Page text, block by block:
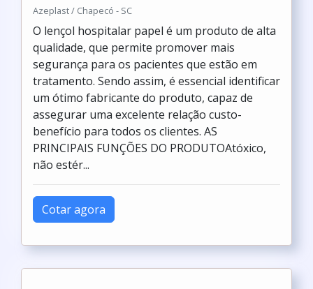
Azeplast / Chapecó - SC
O lençol hospitalar papel é um produto de alta
qualidade, que permite promover mais
segurança para os pacientes que estão em
tratamento. Sendo assim, é essencial identificar
um ótimo fabricante do produto, capaz de
assegurar uma excelente relação custo-
benefício para todos os clientes. AS
PRINCIPAIS FUNÇÕES DO PRODUTOAtóxico,
não estér...
Cotar agora